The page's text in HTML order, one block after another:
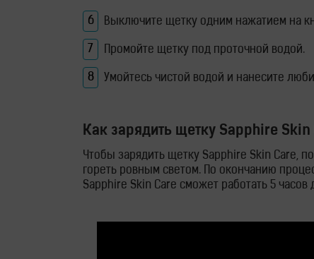
Фотоэпиляторы
Очистители
воздуха
Измерительные
приборы
Выключите щетку одним нажатием на
Промойте щетку под проточной водой.
Умойтесь чистой водой и нанесите
Как зарядить щетку Sapphire Skin
Чтобы зарядить щетку Sapphire Skin Care,
гореть ровным светом. По окончанию
Sapphire Skin Care сможет работать 5